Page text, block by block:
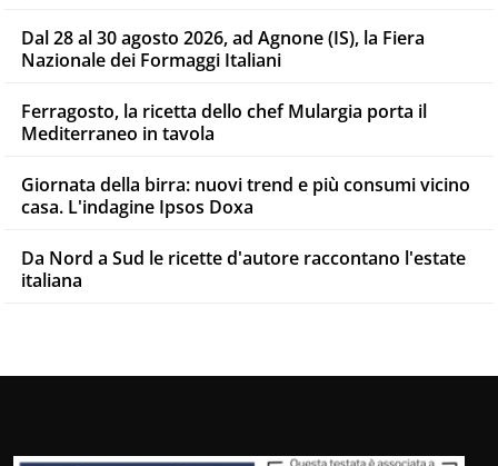
Dal 28 al 30 agosto 2026, ad Agnone (IS), la Fiera
Nazionale dei Formaggi Italiani
Ferragosto, la ricetta dello chef Mulargia porta il
Mediterraneo in tavola
Giornata della birra: nuovi trend e più consumi vicino
casa. L'indagine Ipsos Doxa
Da Nord a Sud le ricette d'autore raccontano l'estate
italiana